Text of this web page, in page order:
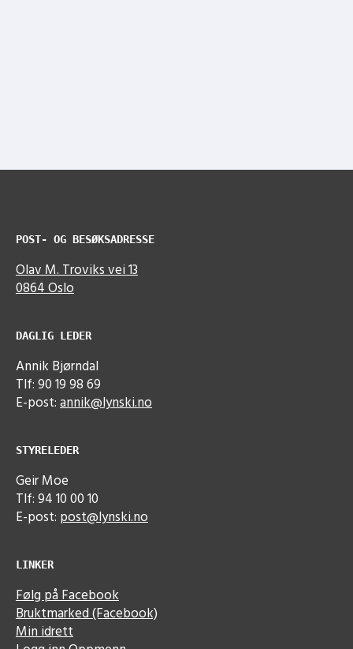
POST- OG BESØKSADRESSE
Olav M. Troviks vei 13
0864 Oslo
DAGLIG LEDER
Annik Bjørndal
Tlf: 90 19 98 69
E-post:annik@lynski.no
STYRELEDER
Geir Moe
Tlf: 94 10 00 10
E-post: post@lynski.no
LINKER
Følg på Facebook
Bruktmarked (Facebook)
Min idrett